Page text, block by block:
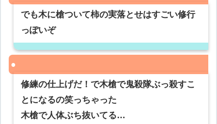
でも木に槍ついて柿の実落とせはすごい修行
っぽいぞ
修練の仕上げだ！で木槍で鬼殺隊ぶっ殺すこ
とになるの笑っちゃった
木槍で人体ぶち抜いてる…